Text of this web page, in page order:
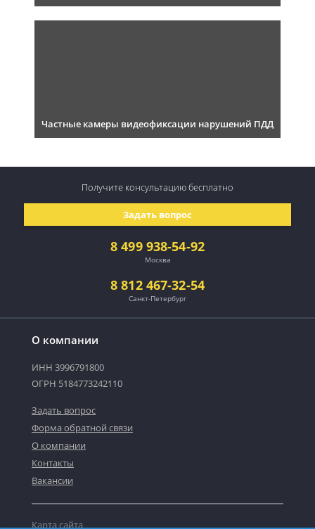
Частные камеры видеофиксации нарушений ПДД
О компании
ИНН 3996791800
ОГРН 5184773242110
Задать вопрос
Форма обратной связи
О компании
Контакты
Вакансии
Карта сайта
8 499 938-54-92
Москва
8 812 467-32-54
Санкт-Петербург
Задать вопрос
Получите консультациюбесплатно